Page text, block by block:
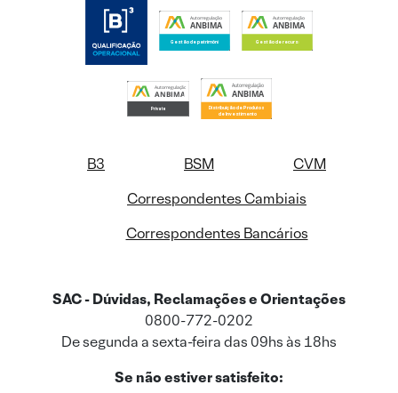
B3 BSM
CVM
Correspondentes Cambiais
Correspondentes Bancários
SAC - Dúvidas, Reclamações e Orientações
0800-772-0202
De segunda a sexta-feira das 09hs às 18hs
Se não estiver satisfeito: